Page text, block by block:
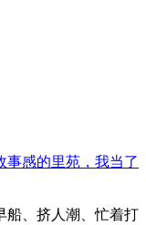
事感的里苑，我当了
船、挤人潮、忙着打